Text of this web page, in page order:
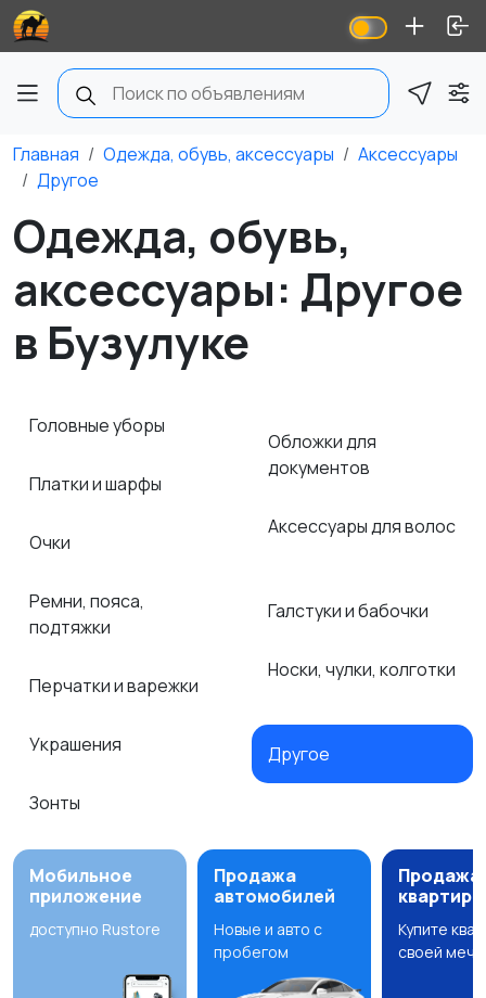
Главная Одежда, обувь, аксессуары
Аксессуары
Другое
Одежда, обувь,
аксессуары: Другое
в Бузулуке
Головные уборы
Платки и шарфы
Очки
Ремни, пояса,
подтяжки
Перчатки и варежки
Украшения
Зонты
Обложки для
документов
Аксессуары для волос
Галстуки и бабочки
Носки, чулки, колготки
Другое
Мобильное
приложение
доступно Rustore
Продажа
автомобилей
Новые и авто с
пробегом
Продажа
квартир
Купите
своей